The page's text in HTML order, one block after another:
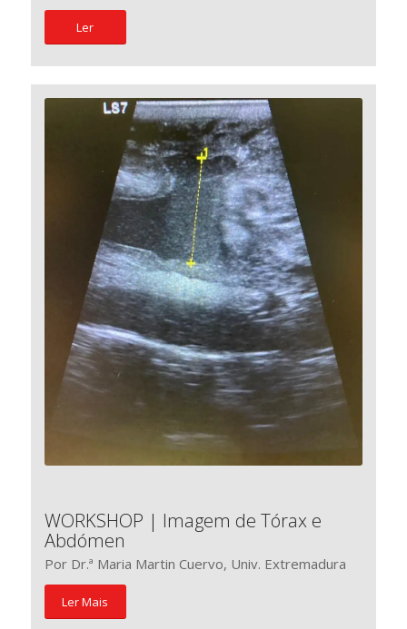
Ler
WORKSHOP | Imagem de Tórax e
Abdómen
Por Dr.ª Maria Martin Cuervo, Univ. Extremadura
Ler Mais